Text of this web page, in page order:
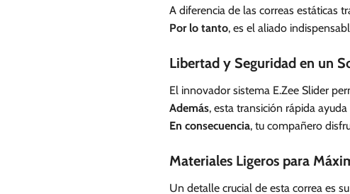
A diferencia de las correas estáticas
Por lo tanto, es el aliado
Libertad y Seguridad en un
El innovador sistema E.Zee Slider
Además, esta transición rápida
En consecuencia, tu compañero
Materiales Ligeros para
Un detalle crucial de esta correa es